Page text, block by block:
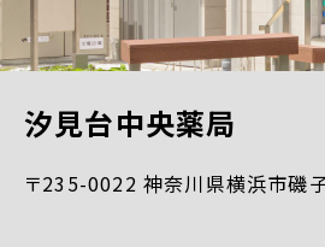
汐見台中央薬局
〒235-0022 神奈川県横浜市磯